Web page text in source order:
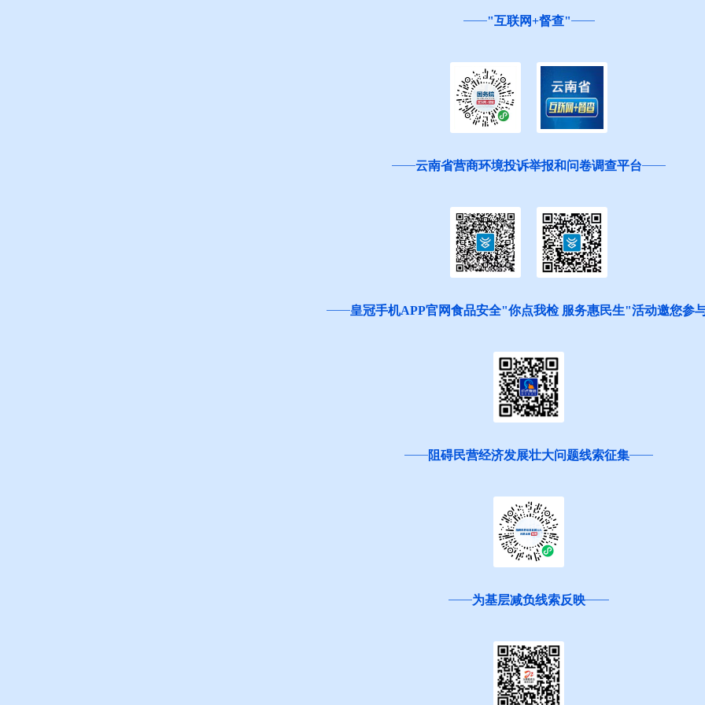
"互联网+督查"
云南省营商环境投诉举报和问卷调查平台
皇冠手机APP官网食品安全"你点我检 服务惠民生"活动邀您参
阻碍民营经济发展壮大问题线索征集
为基层减负线索反映